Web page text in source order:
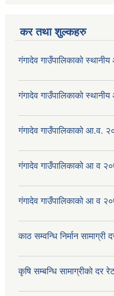
कर तथा शुल्कहरु
गंगादेव गाउँपालिकाको
गंगादेव गाउँपालिकाको
गंगादेव गाउँपालिकाको आ.व.
गंगादेव गाउँपालिकाको आ व
गंगादेव गाउँपालिकाको आ व
काठ सम्वन्धि निर्मान सामाग्री
कृषि सम्बन्धि सामाग्रीको दर